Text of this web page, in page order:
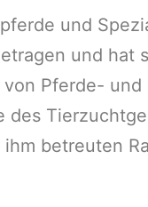
und
und hat
Pferde-
des
betreuten